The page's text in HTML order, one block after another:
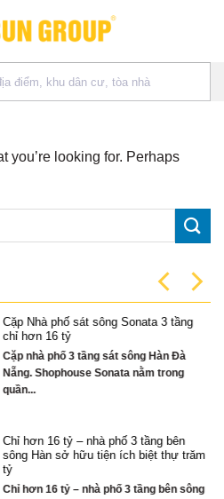
you’re looking for. Perhaps
Cặp Nhà phố sát sông Sonata 3 tầng
chỉ hơn 16 tỷ
Cặp nhà phố 3 tầng sát sông Hàn Đà
Nẵng. Shophouse Sonata nằm trong
quần...
Chỉ hơn 16 tỷ – nhà phố 3 tầng bên
sông Hàn sở hữu tiện ích biệt thự trăm
tỷ
Chỉ hơn 16 tỷ – nhà phố 3 tầng bên sông